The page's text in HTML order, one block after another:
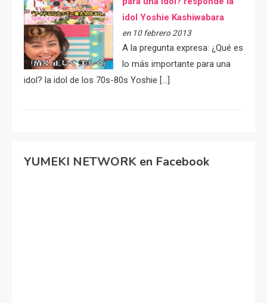
idol Yoshie Kashiwabara
en 10 febrero 2013
A la pregunta expresa: ¿Qué es
lo más importante para una
idol? la idol de los 70s-80s Yoshie […]
YUMEKI NETWORK en Facebook